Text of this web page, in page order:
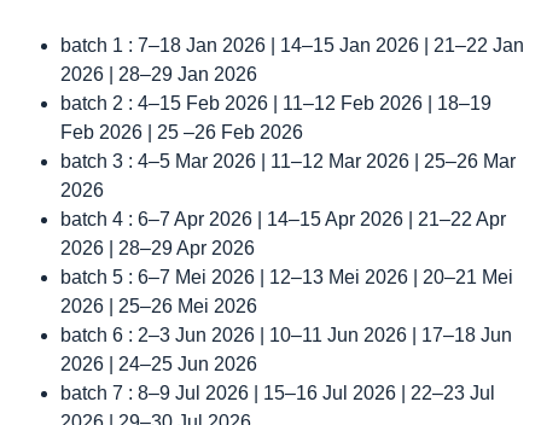
batch 1 : 7–18 Jan 2026 | 14–15 Jan 2026 | 21–22 Jan
2026 | 28–29 Jan 2026
batch 2 : 4–15 Feb 2026 | 11–12 Feb 2026 | 18–19
Feb 2026 | 25 –26 Feb 2026
batch 3 : 4–5 Mar 2026 | 11–12 Mar 2026 | 25–26 Mar
2026
batch 4 : 6–7 Apr 2026 | 14–15 Apr 2026 | 21–22 Apr
2026 | 28–29 Apr 2026
batch 5 : 6–7 Mei 2026 | 12–13 Mei 2026 | 20–21 Mei
2026 | 25–26 Mei 2026
batch 6 : 2–3 Jun 2026 | 10–11 Jun 2026 | 17–18 Jun
2026 | 24–25 Jun 2026
batch 7 : 8–9 Jul 2026 | 15–16 Jul 2026 | 22–23 Jul